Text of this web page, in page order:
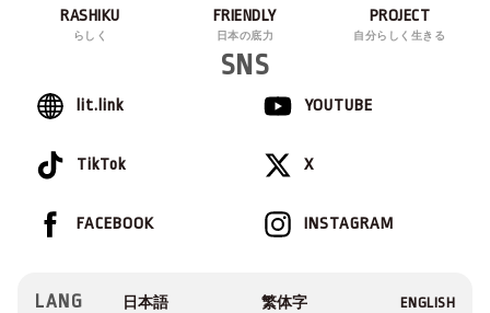
RASHIKU
らしく
FRIENDLY
日本の底力
PROJECT
自分らしく生きる
SNS
lit.link YOUTUBE
TikTok X
INSTAGRAM
FACEBOOK
LANG